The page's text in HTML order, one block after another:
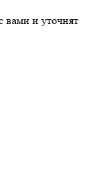
вами и уточнят